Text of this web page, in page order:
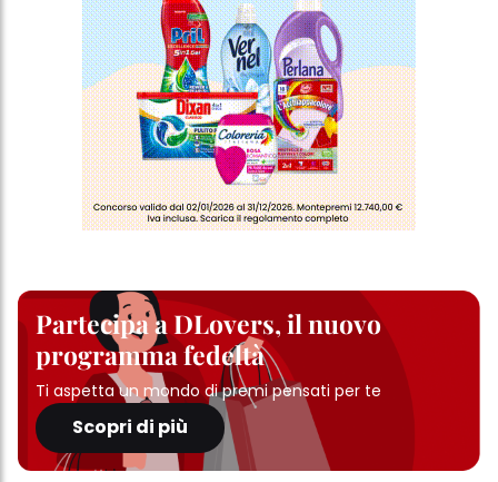
Partecipa a DLovers, il nuovo
programma fedeltà
Ti aspetta un mondo di premi pensati per te
Scopri di più